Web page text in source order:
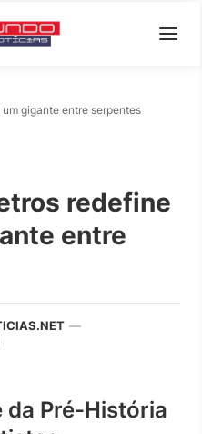
gigante entre serpentes
redefine
entre
—
da Pré-História